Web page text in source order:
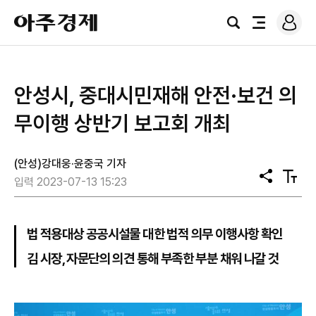
아
주
경
검
전
로
그
안성시, 중대시민재해 안전·보건 의
무이행 상반기 보고회 개최
(안성)강대웅·윤중국 기자
입력 2023-07-13 15:23
공
유
텍
스
법 적용대상 공공시설물 대한 법적 의무 이행사항 확인
김 시장, 자문단의 의견 통해 부족한 부분 채워 나갈 것